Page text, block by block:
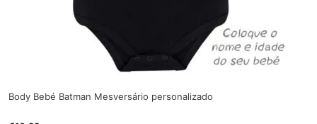
Body Bebé Batman Mesversário personalizado